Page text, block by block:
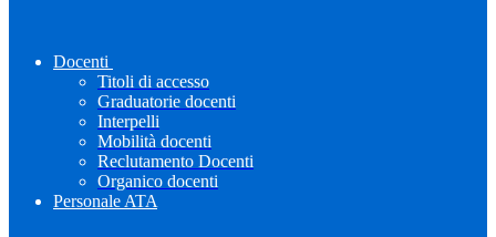
Docenti
Titoli di accesso
Graduatorie docenti
Interpelli
Mobilità docenti
Reclutamento Docenti
Organico docenti
Personale ATA